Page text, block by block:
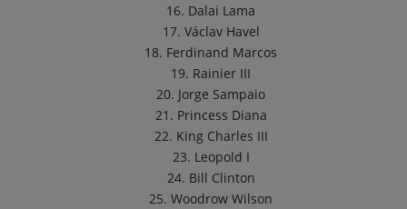
16. Dalai Lama
17. Václav Havel
18. Ferdinand Marcos
19. Rainier III
20. Jorge Sampaio
21. Princess Diana
22. King Charles III
23. Leopold I
24. Bill Clinton
25. Woodrow Wilson